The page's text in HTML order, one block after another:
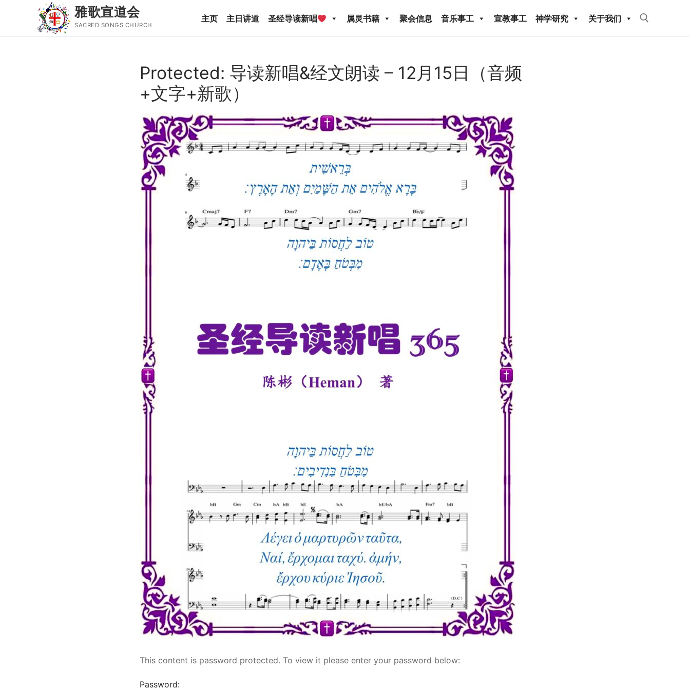
雅歌宣道会
SACRED SONGS CHURCH
主页 主日讲道 圣经导读新唱 属灵书籍 聚会信息 音乐事工 宣教事工 神学研究 关于我们
Search
for:
主页 主日讲道 属灵书籍 聚会信息 宣教事工 神学研究
关于我们
Protected: 导读新唱&经文朗读 – 12月15日（音频
+文字+新歌）
This content is password protected. To view it please enter your password below:
Password: